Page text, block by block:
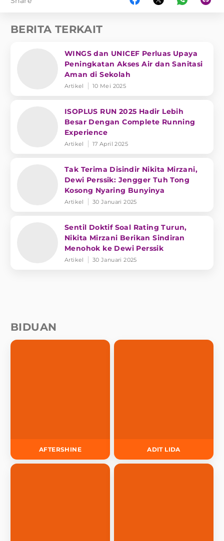
BERITA TERKAIT
WINGS dan UNICEF Perluas Upaya
Peningkatan Akses Air dan Sanitasi
Aman di Sekolah
Artikel 10 Mei 2025
ISOPLUS RUN 2025 Hadir Lebih
Besar Dengan Complete Running
Experience
Artikel 17 April 2025
Tak Terima Disindir Nikita Mirzani,
Dewi Perssik: Jengger Tuh Tong
Kosong Nyaring Bunyinya
Artikel 30 Januari 2025
Sentil Doktif Soal Rating Turun,
Nikita Mirzani Berikan Sindiran
Menohok ke Dewi Perssik
Artikel 30 Januari 2025
BIDUAN
AFTERSHINE ADIT LIDA